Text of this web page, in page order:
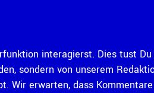
interagierst. Dies tust
sondern von unserem
Wir erwarten, dass